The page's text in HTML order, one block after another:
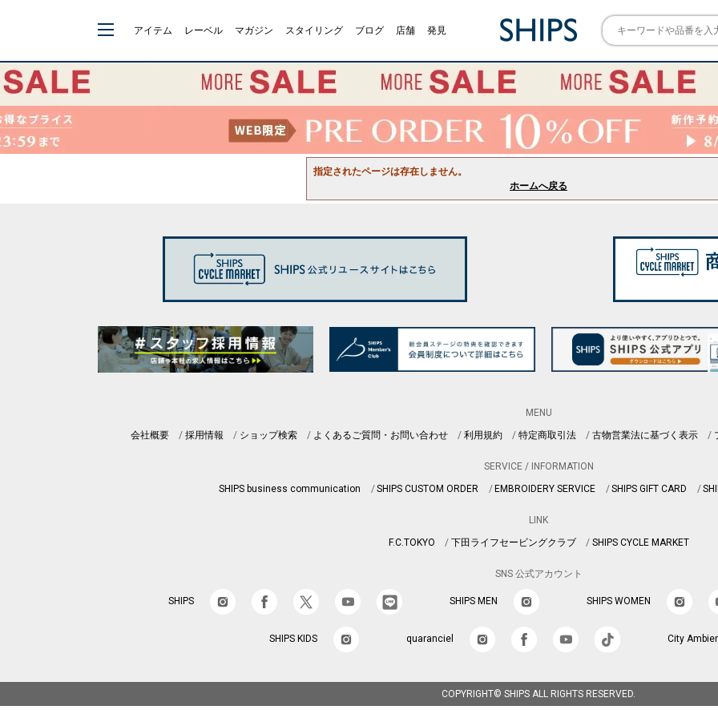
アイテム レーベル マガジン スタイリング ブログ 店舗 発見
指定されたページは存在しません。
ホームへ戻る
MENU
会社概要
採用情報 ショップ検索 よくあるご質問・お問い合わせ 利用規約 特定商取引法 古物営業法に基づく表示
SERVICE / INFORMATION
SHIPS business communication
SHIPS CUSTOM ORDER EMBROIDERY SERVICE SHIPS GIFT CARD
LINK
F.C.TOKYO
下田ライフセービングクラブ SHIPS CYCLE MARKET
SNS 公式アカウント
SHIPS SHIPS MEN SHIPS WOMEN
SHIPS KIDS quaranciel City
COPYRIGHT© SHIPS ALL RIGHTS RESERVED.